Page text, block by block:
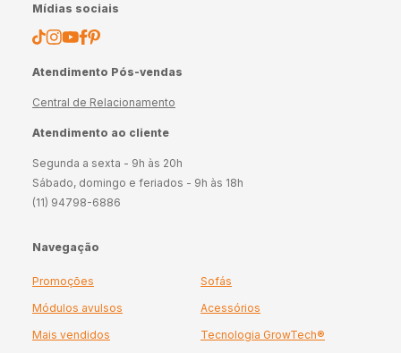
Mídias sociais
Atendimento Pós-vendas
Central de Relacionamento
Atendimento ao cliente
Segunda a sexta - 9h às 20h
Sábado, domingo e feriados - 9h às 18h
(11) 94798-6886
Navegação
Promoções
Sofás
Módulos avulsos
Acessórios
Mais vendidos
Tecnologia GrowTech®